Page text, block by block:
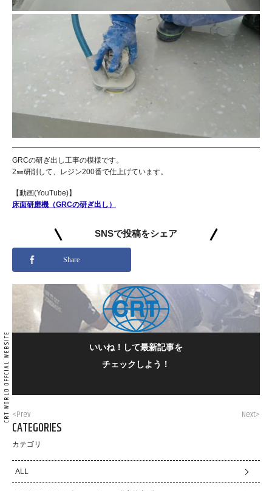
GRCの研ぎ出し工事の模様です。
2㎜研削して、レジン200番で仕上げています。
【動画(YouTube)】
床面研磨機（GRCの研ぎ出し）
SNSで投稿をシェア
Share
いいね！して最新記事を
チェックしよう！
<Prev Next>
CATEGORIES
カテゴリ
ALL